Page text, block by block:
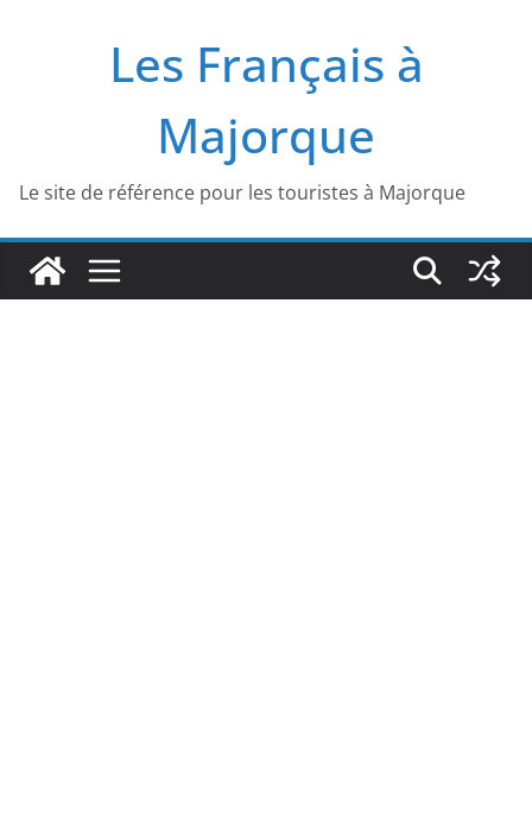
Les Français à
Majorque
Le site de référence pour les touristes à Majorque